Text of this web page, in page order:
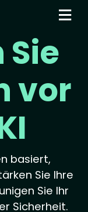
vor
basiert,
Sie Ihre
Sie Ihr
Sicherheit.